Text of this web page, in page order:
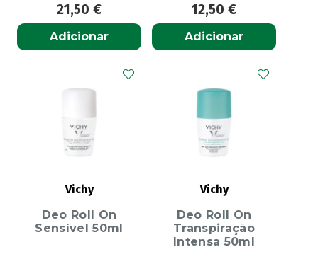
21,50 €
Adicionar
12,50 €
Adicionar
Vichy
Deo Roll On
Sensível 50ml
Vichy
Deo Roll On
Transpiração
Intensa 50ml